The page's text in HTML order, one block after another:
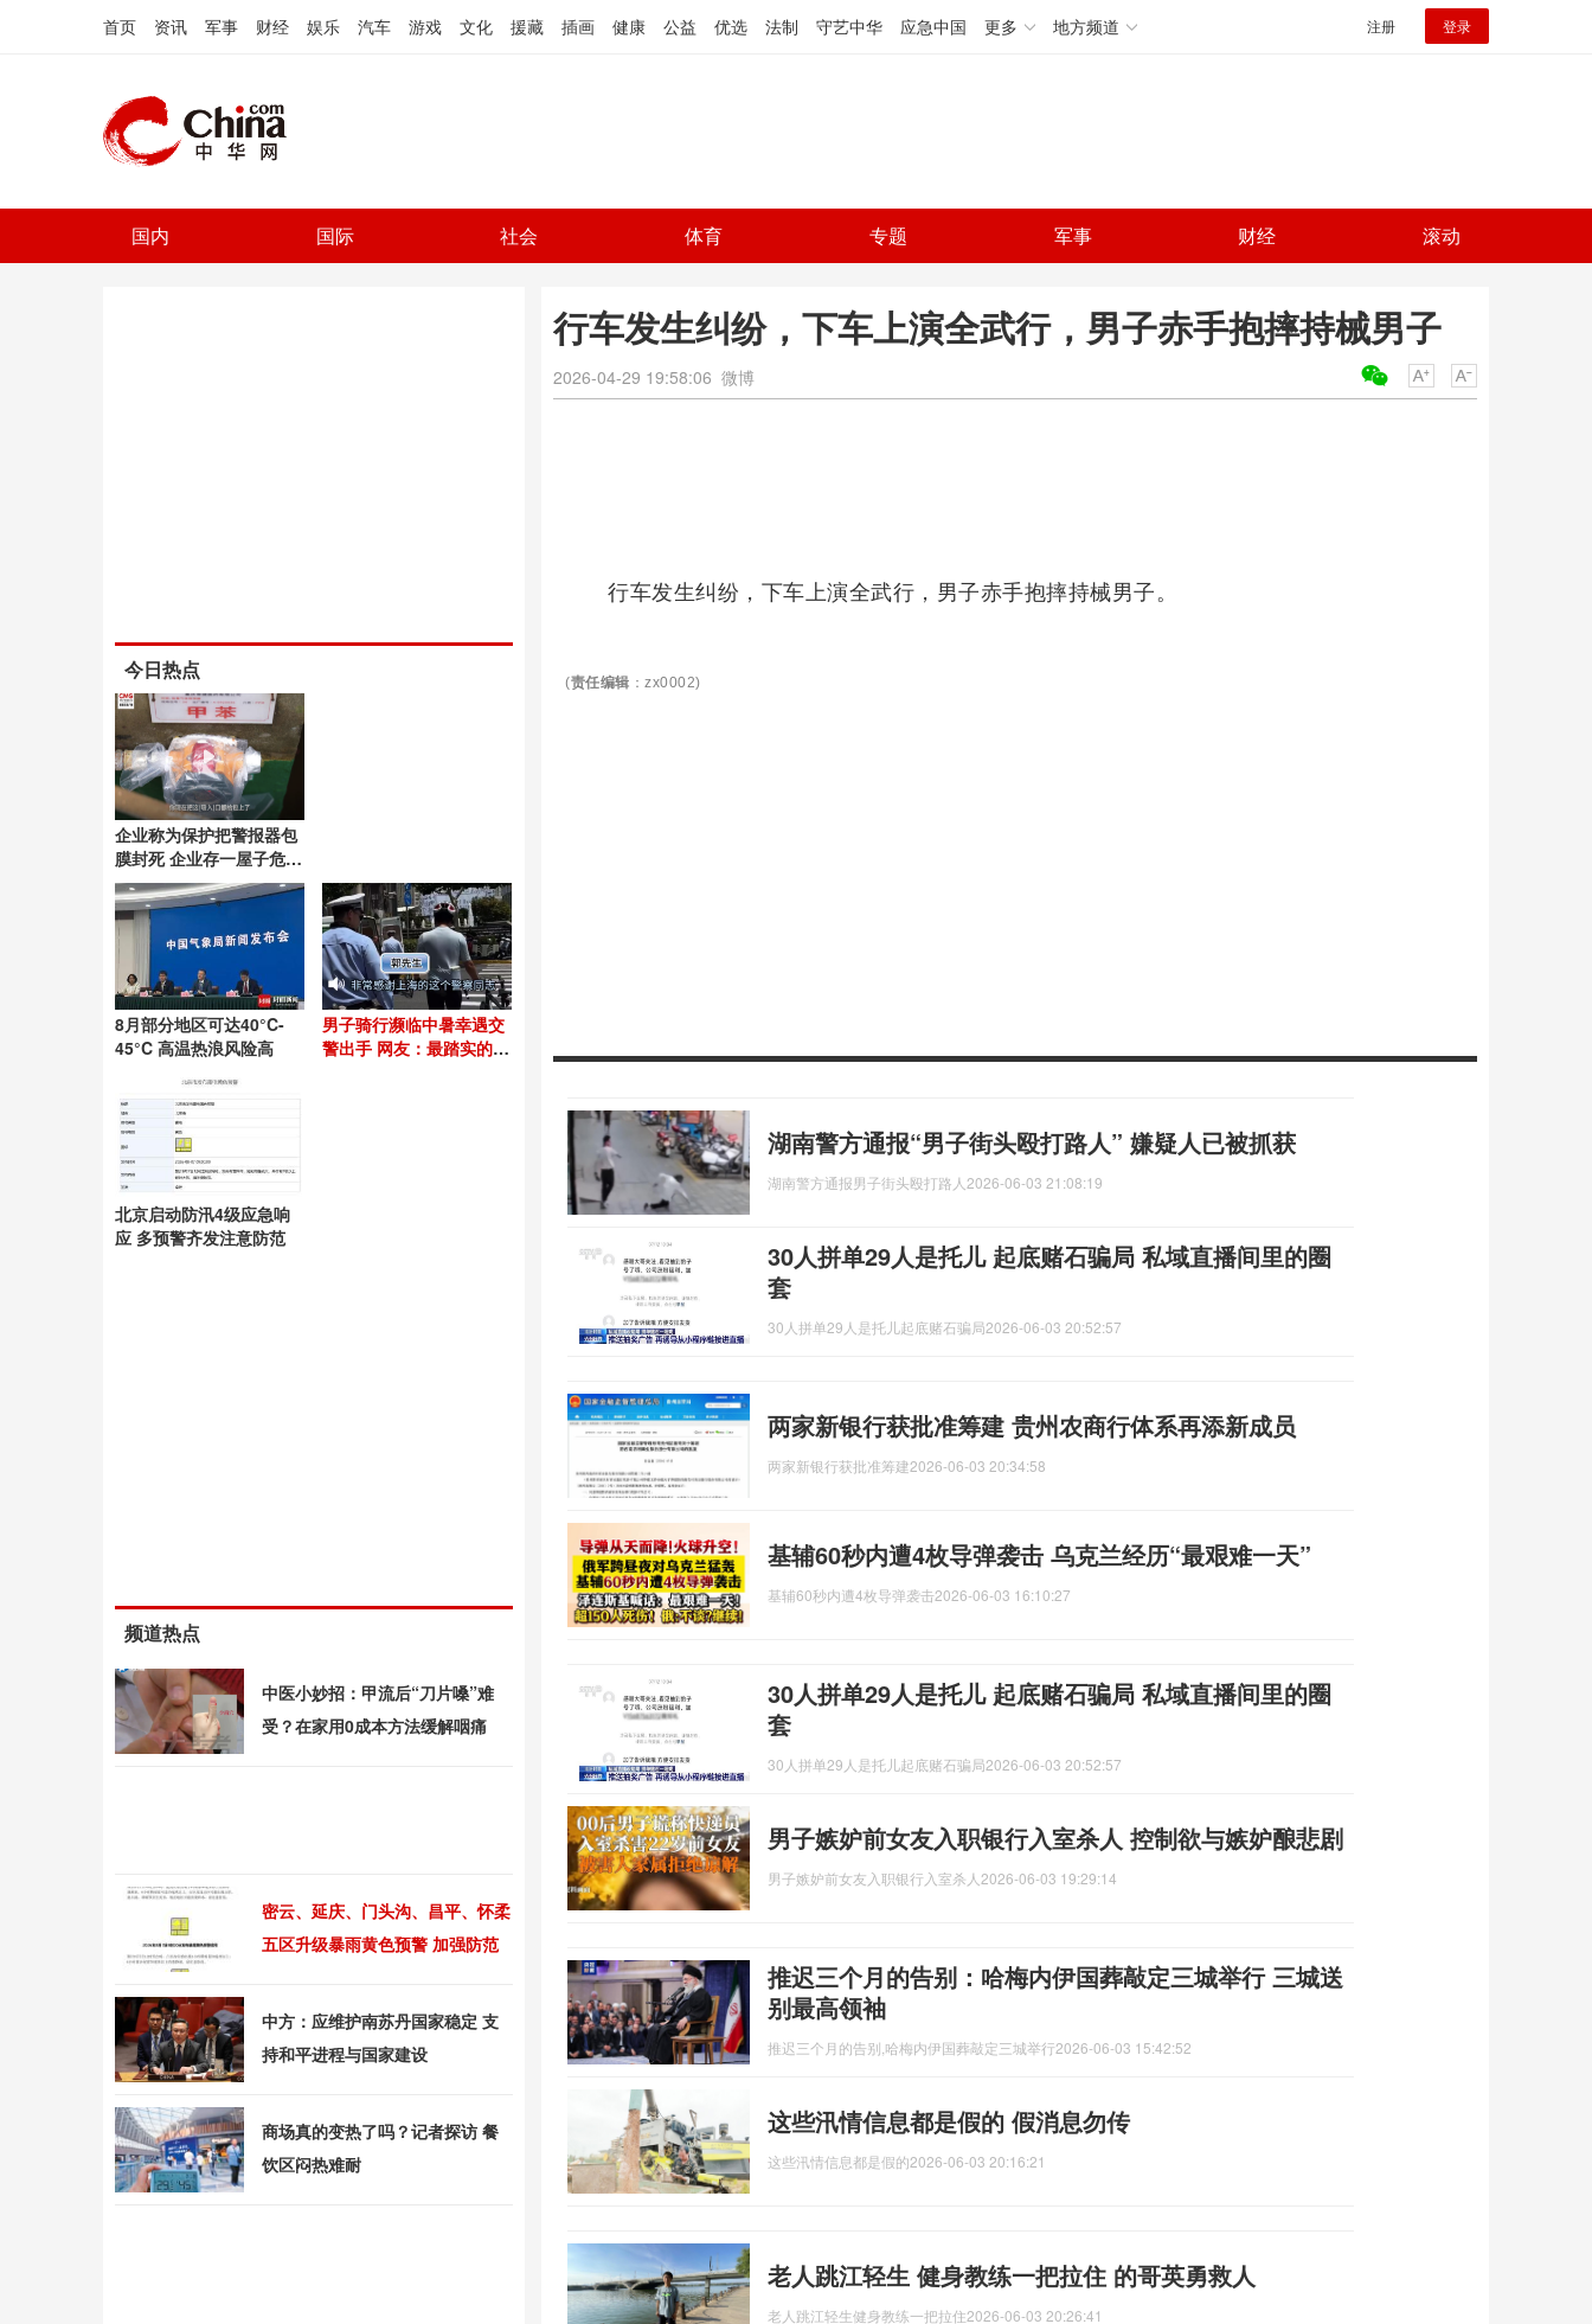
首页 资讯 军事 财经 娱乐 汽车 游戏 文化 援藏 插画 健康 公益 优选 法制 守艺中华 应急中国 更多 地方频道 注册 登录
国内 国际 社会 体育 专题 军事 财经 滚动
行车发生纠纷，下车上演全武行，男子赤手抱摔持械男子
2026-04-29 19:58:06 微博
行车发生纠纷，下车上演全武行，男子赤手抱摔持械男子。
(责任编辑 ：zx0002)
湖南警方通报“男子街头殴打路人” 嫌疑人已被抓获
湖南警方通报男子街头殴打路人 2026-06-03 21:08:19
30人拼单29人是托儿 起底赌石骗局 私域直播间里的圈
套
30人拼单29人是托儿起底赌石骗局2026-06-03 20:52:57
两家新银行获批准筹建 贵州农商行体系再添新成员
两家新银行获批准筹建2026-06-03 20:34:58
基辅60秒内遭4枚导弹袭击 乌克兰经历“最艰难一天”
基辅60秒内遭4枚导弹袭击2026-06-03 16:10:27
30人拼单29人是托儿 起底赌石骗局 私域直播间里的圈
套
30人拼单29人是托儿起底赌石骗局2026-06-03 20:52:57
男子嫉妒前女友入职银行入室杀人 控制欲与嫉妒酿悲剧
男子嫉妒前女友入职银行入室杀人 2026-06-03 19:29:14
推迟三个月的告别：哈梅内伊国葬敲定三城举行 三城送
别最高领袖
推迟三个月的告别,哈梅内伊国葬敲定三城举行2026-06-03 15:42:52
这些汛情信息都是假的 假消息勿传
这些汛情信息都是假的2026-06-03 20:16:21
老人跳江轻生 健身教练一把拉住 的哥英勇救人
老人跳江轻生健身教练一把拉住2026-06-03 20:26:41
今日热点
企业称为保护把警报器包
膜封死 企业存一屋子危化
品自称空桶
8月部分地区可达40°C-
45°C 高温热浪风险高
男子骑行濒临中暑幸遇交
警出手 网友：最踏实的守
北京启动防汛4级应急响
应 多预警齐发注意防范
频道热点
中医小妙招：甲流后“刀片嗓”难
受？在家用0成本方法缓解咽痛
密云、延庆、门头沟、昌平、怀柔
五区升级暴雨黄色预警 加强防范
中方：应维护南苏丹国家稳定 支
持和平进程与国家建设
商场真的变热了吗？记者探访 餐
饮区闷热难耐